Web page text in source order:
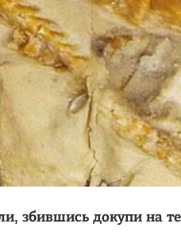
збившись докупи на